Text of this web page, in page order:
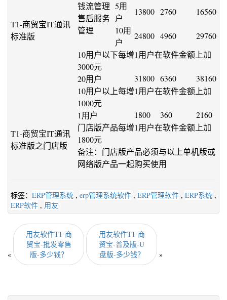
T1-商贸宝IT通讯
标准版
钱流管理
售后服务
管理
5用
户
13800 2760
16560
10用
户
24800 4960
29760
10用户以下每增1用户在软件金额上加
3000元
20用户
31800 6360
38160
10用户以上每增1用户在软件金额上加
1000元
T1-商贸宝IT通讯
标准版之门店版
1用户 1800 360
2160
门店版产品每增1用户在软件金额上加
1800元
备注：门店版产品必须与以上单机版或
网络版产品一起购买使用
标签： ERP管理系统 , erp管理系统软件 , ERP管理软件 , ERP系统 ,
ERP软件 , 用友
«
用友软件T1-商
贸宝-批发零售
版-多少钱？
用友软件T1-商
贸宝-普及版-U
盘版-多少钱？
»